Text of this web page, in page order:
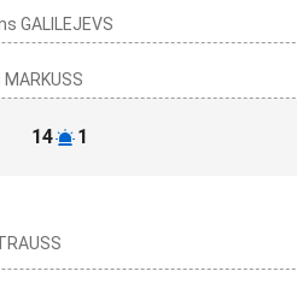
GALILEJEVS
14 1